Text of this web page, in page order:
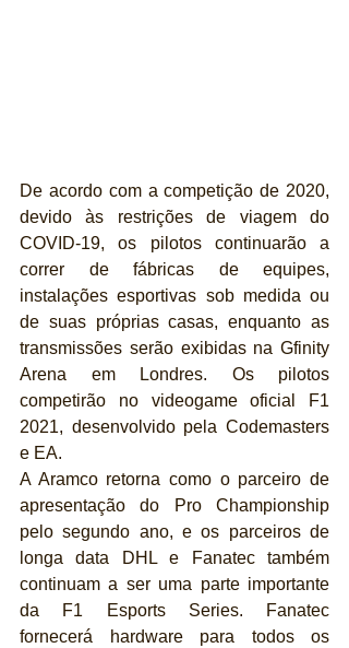
De acordo com a competição de 2020,
devido às restrições de viagem do
COVID-19, os pilotos continuarão a
correr de fábricas de equipes,
instalações esportivas sob medida ou
de suas próprias casas, enquanto as
transmissões serão exibidas na Gfinity
Arena em Londres. Os pilotos
competirão no videogame oficial F1
2021, desenvolvido pela Codemasters
e EA.
A Aramco retorna como o parceiro de
apresentação do Pro Championship
pelo segundo ano, e os parceiros de
longa data DHL e Fanatec também
continuam a ser uma parte importante
da F1 Esports Series. Fanatec
fornecerá hardware para todos os